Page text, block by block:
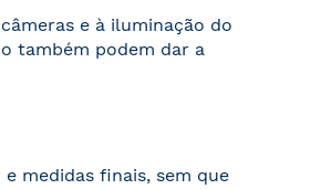
e à iluminação do
também podem dar a
medidas finais, sem que